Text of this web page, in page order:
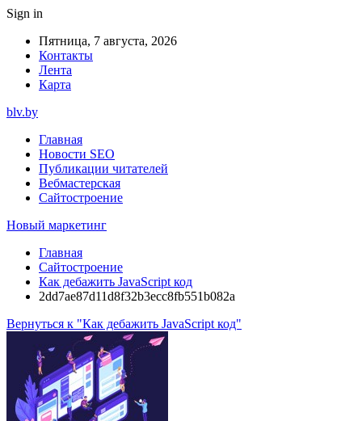
Sign in
Пятница, 7 августа, 2026
Контакты
Лента
Карта
blv.by
Главная
Новости SEO
Публикации читателей
Вебмастерская
Сайтостроение
Новый маркетинг
Главная
Сайтостроение
Как дебажить JavaScript код
2dd7ae87d11d8f32b3ecc8fb551b082a
Вернуться к "Как дебажить JavaScript код"